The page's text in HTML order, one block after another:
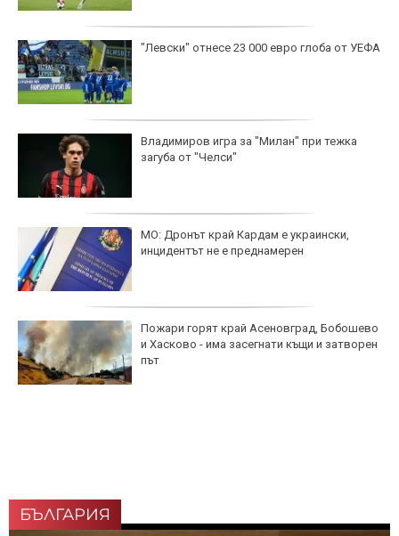
"Левски" отнесе 23 000 евро глоба от УЕФА
Владимиров игра за "Милан" при тежка
загуба от "Челси"
МО: Дронът край Кардам е украински,
инцидентът не е преднамерен
Пожари горят край Асеновград, Бобошево
и Хасково - има засегнати къщи и затворен
път
БЪЛГАРИЯ